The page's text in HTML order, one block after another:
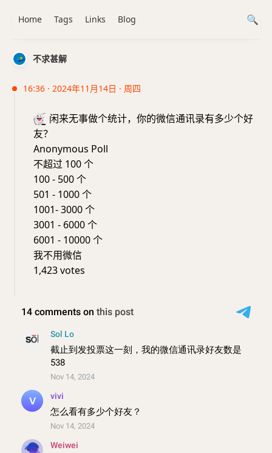
不求甚解
16:36 · 2024年11月14日 · 周四
👻 闲来无事做个统计，你的微信通讯录有多少个好
友？
Anonymous Poll
不超过 100 个
100 - 500 个
501 - 1000 个
1001- 3000 个
3001 - 6000 个
6001 - 10000 个
我不用微信
1,423 votes
Home Tags Links Blog